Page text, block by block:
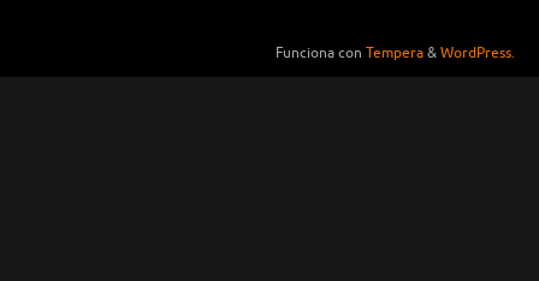
Funciona con Tempera&WordPress.